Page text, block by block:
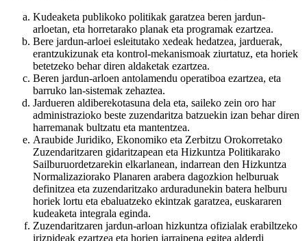
Kudeaketa publikoko politikak garatzea beren jardun-
arloetan, eta horretarako planak eta programak ezartzea.
Bere jardun-arloei esleitutako xedeak hedatzea, jarduerak,
erantzukizunak eta kontrol-mekanismoak ziurtatuz, eta horiek
betetzeko behar diren aldaketak ezartzea.
Beren jardun-arloen antolamendu operatiboa ezartzea, eta
barruko lan-sistemak zehaztea.
Jardueren aldiberekotasuna dela eta, saileko zein oro har
administrazioko beste zuzendaritza batzuekin izan behar diren
harremanak bultzatu eta mantentzea.
Araubide Juridiko, Ekonomiko eta Zerbitzu Orokorretako
Zuzendaritzaren gidaritzapean eta Hizkuntza Politikarako
Sailburuordetzarekin elkarlanean, indarrean den Hizkuntza
Normalizaziorako Planaren arabera dagozkion helburuak
definitzea eta zuzendaritzako arduradunekin batera helburu
horiek lortu eta ebaluatzeko ekintzak garatzea, euskararen
kudeaketa integrala eginda.
Zuzendaritzaren jardun-arloan hizkuntza ofizialak erabiltzeko
irizpideak ezartzea eta horien jarraipena egitea alderdi